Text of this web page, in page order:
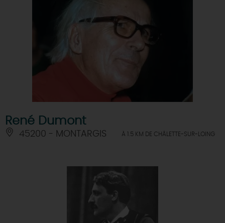
René Dumont
45200 - MONTARGIS À 1.5 KM DE CHÂLETTE-SUR-LOING